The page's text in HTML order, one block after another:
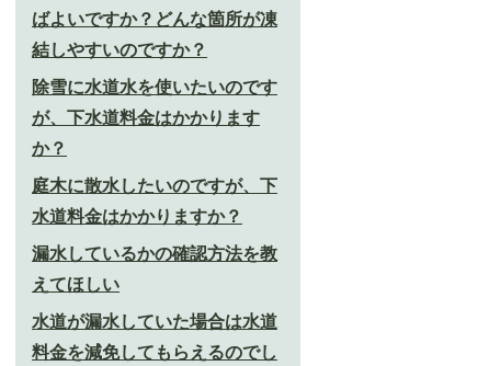
ばよいですか？どんな箇所が凍
結しやすいのですか？
除雪に水道水を使いたいのです
が、下水道料金はかかります
か？
庭木に散水したいのですが、下
水道料金はかかりますか？
漏水しているかの確認方法を教
えてほしい
水道が漏水していた場合は水道
料金を減免してもらえるのでし